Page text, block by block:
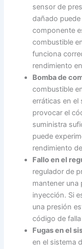
sensor de
dañado
componente
combustible
funciona
rendimiento
Bomba de
combustible
erráticas en el
provocar el
suministra
puede
rendimiento
Fallo en el
regulador de
mantener una
inyección. Si
una presión
código de falla
Fugas en el
en el sistema